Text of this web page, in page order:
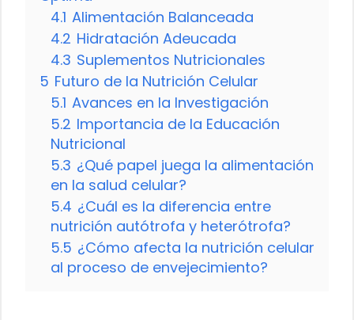
4.1 Alimentación Balanceada
4.2 Hidratación Adeucada
4.3 Suplementos Nutricionales
5 Futuro de la Nutrición Celular
5.1 Avances en la Investigación
5.2 Importancia de la Educación
Nutricional
5.3 ¿Qué papel juega la alimentación
en la salud celular?
5.4 ¿Cuál es la diferencia entre
nutrición autótrofa y heterótrofa?
5.5 ¿Cómo afecta la nutrición celular
al proceso de envejecimiento?